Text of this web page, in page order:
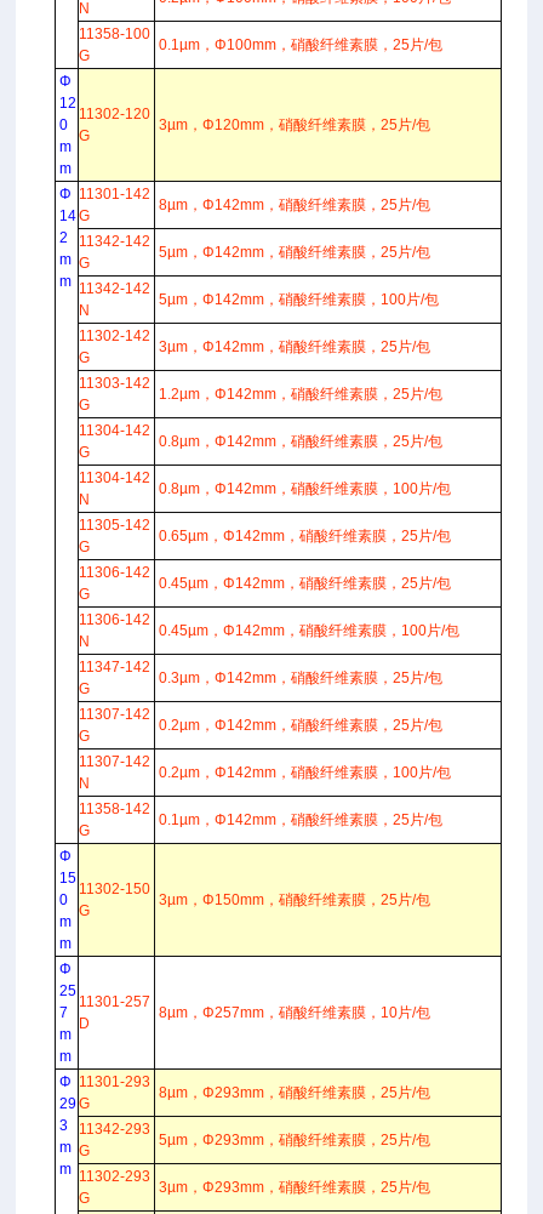
N
11358-100
G
0.1µm，Φ100mm，硝酸纤维素膜，25片/包
Φ
12
0
m
m
11302-120
G
3µm，Φ120mm，硝酸纤维素膜，25片/包
Φ
14
2
m
m
11301-142
G
8µm，Φ142mm，硝酸纤维素膜，25片/包
11342-142
G
5µm，Φ142mm，硝酸纤维素膜，25片/包
11342-142
N
5µm，Φ142mm，硝酸纤维素膜，100片/包
11302-142
G
3µm，Φ142mm，硝酸纤维素膜，25片/包
11303-142
G
1.2µm，Φ142mm，硝酸纤维素膜，25片/包
11304-142
G
0.8µm，Φ142mm，硝酸纤维素膜，25片/包
11304-142
N
0.8µm，Φ142mm，硝酸纤维素膜，100片/包
11305-142
G
0.65µm，Φ142mm，硝酸纤维素膜，25片/包
11306-142
G
0.45µm，Φ142mm，硝酸纤维素膜，25片/包
11306-142
N
0.45µm，Φ142mm，硝酸纤维素膜，100片/包
11347-142
G
0.3µm，Φ142mm，硝酸纤维素膜，25片/包
11307-142
G
0.2µm，Φ142mm，硝酸纤维素膜，25片/包
11307-142
N
0.2µm，Φ142mm，硝酸纤维素膜，100片/包
11358-142
G
0.1µm，Φ142mm，硝酸纤维素膜，25片/包
Φ
15
0
m
m
11302-150
G
3µm，Φ150mm，硝酸纤维素膜，25片/包
Φ
25
7
m
m
11301-257
D
8µm，Φ257mm，硝酸纤维素膜，10片/包
Φ
29
3
m
m
11301-293
G
8µm，Φ293mm，硝酸纤维素膜，25片/包
11342-293
G
5µm，Φ293mm，硝酸纤维素膜，25片/包
11302-293
G
3µm，Φ293mm，硝酸纤维素膜，25片/包